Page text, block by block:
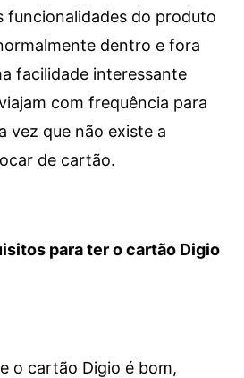
funcionalidades do produto
dentro e fora
facilidade interessante
com frequência para
vez que não existe a
de cartão.
para ter o cartão Digio
o cartão Digio é bom,